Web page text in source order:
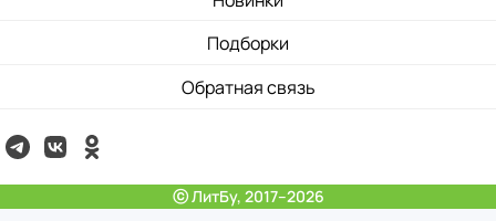
Подборки
Обратная связь
ⓒ ЛитБу, 2017–2026